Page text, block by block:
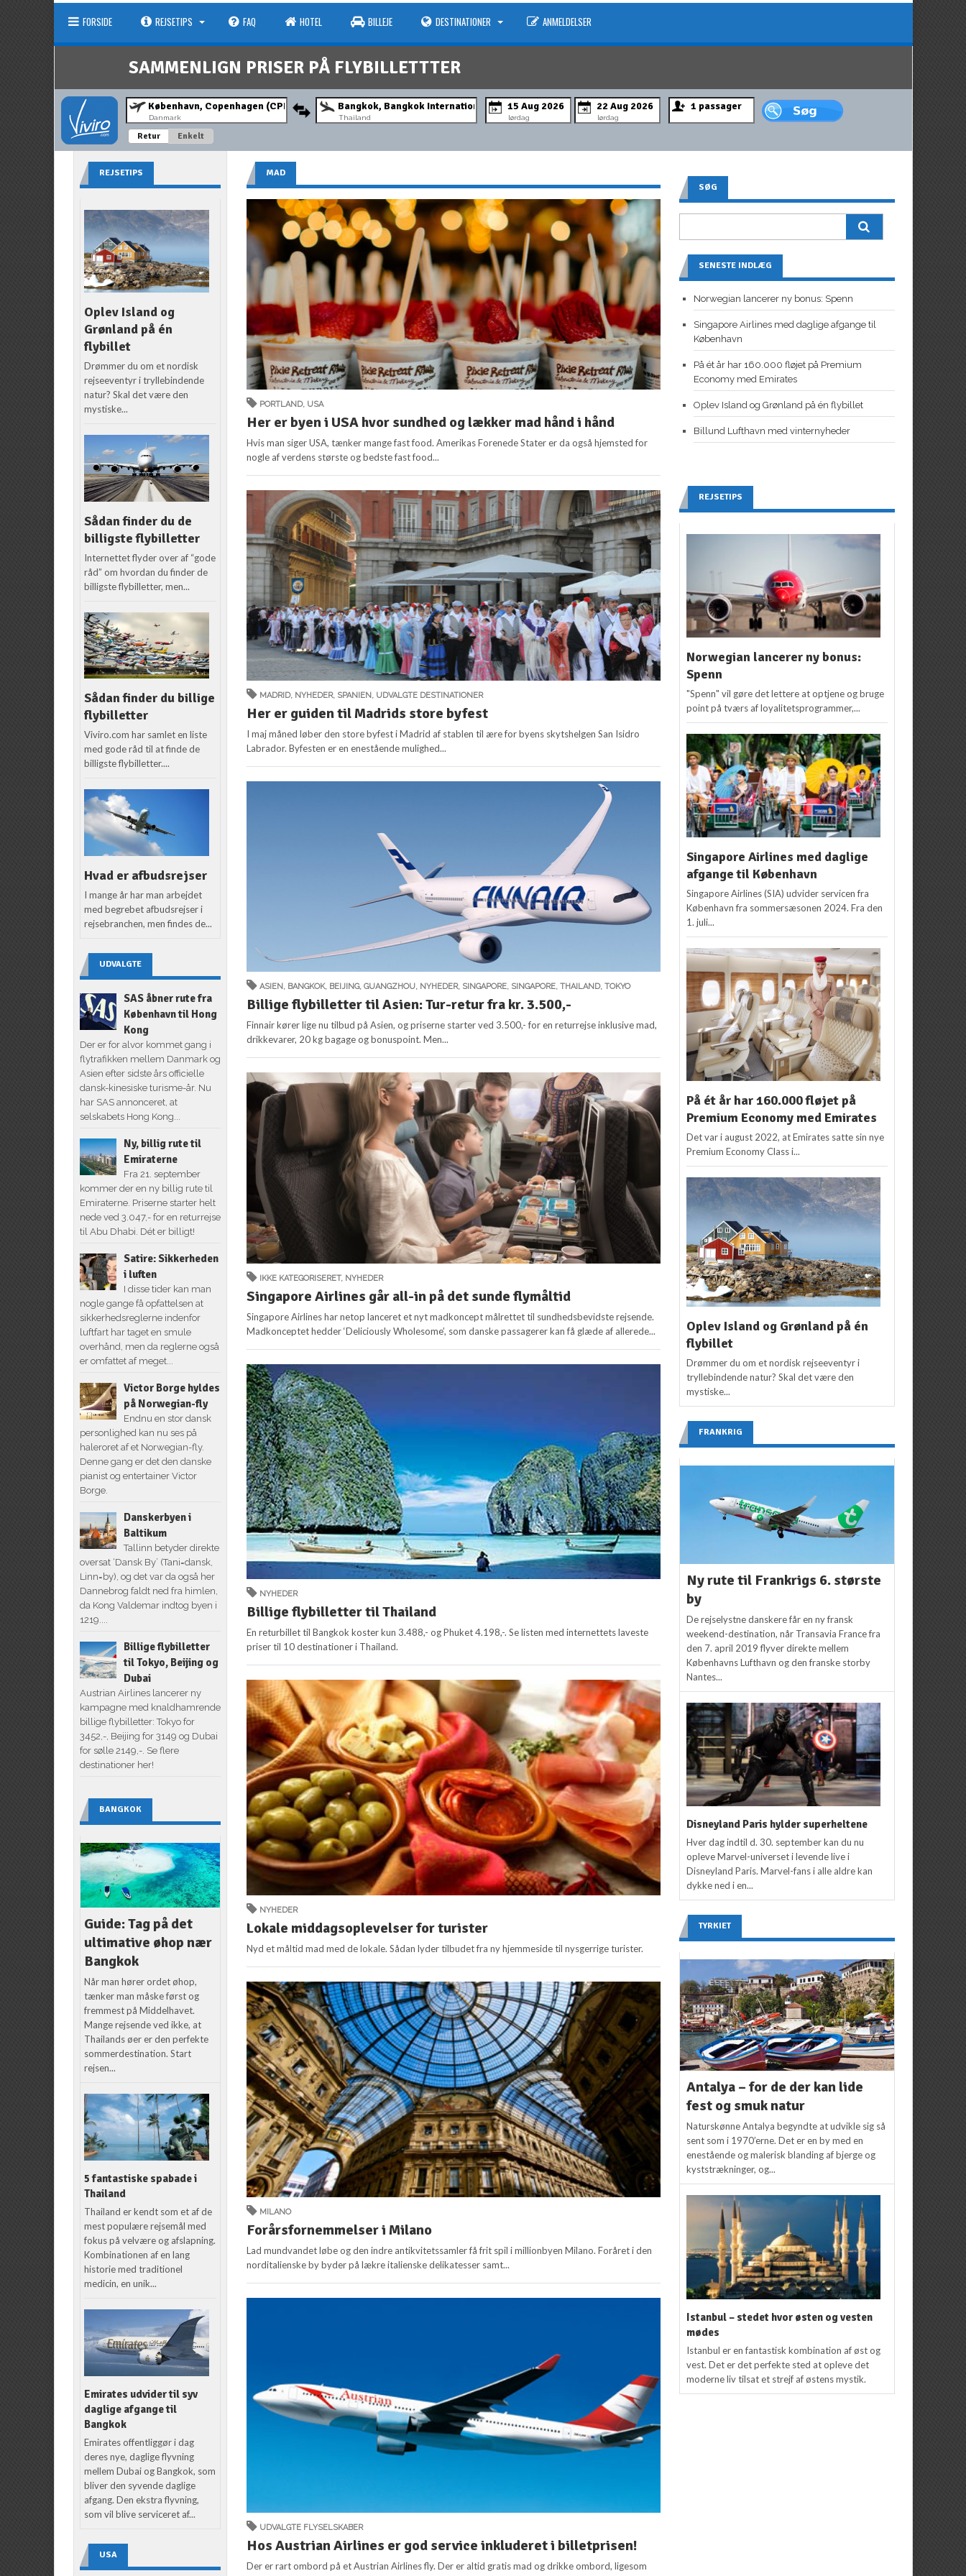
FORSIDE REJSETIPS FAQ HOTEL BILLEJE DESTINATIONER ANMELDELSER
SAMMENLIGN PRISER PÅ FLYBILLETTTER
Danmark Thailand lørdag lørdag
Retur Enkelt
MAD
PORTLAND, USA
Her er byen i USA hvor sundhed og lækker mad hånd i hånd
Hvis man siger USA, tænker mange fast food. Amerikas Forenede Stater er da også hjemsted for
nogle af verdens største og bedste fast food...
MADRID, NYHEDER, SPANIEN , UDVALGTE DESTINATIONER
Her er guiden til Madrids store byfest
I maj måned løber den store byfest i Madrid af stablen til ære for byens skytshelgen San Isidro
Labrador. Byfesten er en enestående mulighed...
ASIEN , BANGKOK, BEIJING,GUANGZHOU, NYHEDER, SINGAPORE, SINGAPORE,THAILAND,TOKYO
Billige flybilletter til Asien: Tur-retur fra kr. 3.500,-
Finnair kører lige nu tilbud på Asien, og priserne starter ved 3.500,- for en returrejse inklusive mad,
drikkevarer, 20 kg bagage og bonuspoint. Men...
IKKE KATEGORISERET, NYHEDER
Singapore Airlines går all-in på det sunde flymåltid
Singapore Airlines har netop lanceret et nyt madkoncept målrettet til sundhedsbevidste rejsende.
Madkonceptet hedder ‘Deliciously Wholesome’, som danske passagerer kan få glæde af allerede...
NYHEDER
Billige flybilletter til Thailand
En returbillet til Bangkok koster kun 3.488,- og Phuket 4.198,-. Se listen med internettets laveste
priser til 10 destinationer i Thailand.
NYHEDER
Lokale middagsoplevelser for turister
Nyd et måltid mad med de lokale. Sådan lyder tilbudet fra ny hjemmeside til nysgerrige turister.
MILANO
Forårsfornemmelser i Milano
Lad mundvandet løbe og den indre antikvitetssamler få frit spil i millionbyen Milano. Foråret i den
norditalienske by byder på lækre italienske delikatesser samt...
UDVALGTE FLYSELSKABER
Hos Austrian Airlines er god service inkluderet i billetprisen!
Der er rart ombord på et Austrian Airlines fly. Der er altid gratis mad og drikke ombord, ligesom
REJSETIPS
Oplev Island og
Grønland på én
flybillet
Drømmer du om et nordisk
rejseeventyr i tryllebindende
natur? Skal det være den
mystiske...
Sådan finder du de
billigste flybilletter
Internettet flyder over af “gode
råd” om hvordan du finder de
billigste flybilletter, men...
Sådan finder du billige
flybilletter
Viviro.com har samlet en liste
med gode råd til at finde de
billigste flybilletter....
Hvad er afbudsrejser
I mange år har man arbejdet
med begrebet afbudsrejser i
rejsebranchen, men findes de...
UDVALGTE
SAS åbner rute fra
København til Hong
Kong
Der er for alvor kommet gang i
flytrafikken mellem Danmark og
Asien efter sidste års officielle
dansk-kinesiske turisme-år. Nu
har SAS annonceret, at
selskabets Hong Kong...
Ny, billig rute til
Emiraterne
Fra 21. september
kommer der en ny billig rute til
Emiraterne. Priserne starter helt
nede ved 3.047,- for en returrejse
til Abu Dhabi. Dét er billigt!
Satire: Sikkerheden
i luften
I disse tider kan man
nogle gange få opfattelsen at
sikkerhedsreglerne indenfor
luftfart har taget en smule
overhånd, men da reglerne også
er omfattet af meget...
Victor Borge hyldes
på Norwegian-fly
Endnu en stor dansk
personlighed kan nu ses på
haleroret af et Norwegian-fly.
Denne gang er det den danske
pianist og entertainer Victor
Borge.
Danskerbyen i
Baltikum
Tallinn betyder direkte
oversat ‘Dansk By’ (Tani=dansk,
Linn=by), og det var da også her
Dannebrog faldt ned fra himlen,
da Kong Valdemar indtog byen i
1219....
Billige flybilletter
til Tokyo, Beijing og
Dubai
Austrian Airlines lancerer ny
kampagne med knaldhamrende
billige flybilletter: Tokyo for
3452,-, Beijing for 3149 og Dubai
for sølle 2149,-. Se flere
destinationer her!
BANGKOK
Guide: Tag på det
ultimative øhop nær
Bangkok
Når man hører ordet øhop,
tænker man måske først og
fremmest på Middelhavet.
Mange rejsende ved ikke, at
Thailands øer er den perfekte
sommerdestination. Start
rejsen...
5 fantastiske spabade i
Thailand
Thailand er kendt som et af de
mest populære rejsemål med
fokus på velvære og afslapning.
Kombinationen af en lang
historie med traditionel
medicin, en unik...
Emirates udvider til syv
daglige afgange til
Bangkok
Emirates offentliggør i dag
deres nye, daglige flyvning
mellem Dubai og Bangkok, som
bliver den syvende daglige
afgang. Den ekstra flyvning,
som vil blive serviceret af...
USA
SØG
SENESTE INDLÆG
Norwegian lancerer ny bonus: Spenn
Singapore Airlines med daglige afgange til
København
På ét år har 160.000 fløjet på Premium
Economy med Emirates
Oplev Island og Grønland på én flybillet
Billund Lufthavn med vinternyheder
REJSETIPS
Norwegian lancerer ny bonus:
Spenn
"Spenn" vil gøre det lettere at optjene og bruge
point på tværs af loyalitetsprogrammer,...
Singapore Airlines med daglige
afgange til København
Singapore Airlines (SIA) udvider servicen fra
København fra sommersæsonen 2024. Fra den
1. juli...
På ét år har 160.000 fløjet på
Premium Economy med Emirates
Det var i august 2022, at Emirates satte sin nye
Premium Economy Class i...
Oplev Island og Grønland på én
flybillet
Drømmer du om et nordisk rejseeventyr i
tryllebindende natur? Skal det være den
mystiske...
FRANKRIG
Ny rute til Frankrigs 6. største
by
De rejselystne danskere får en ny fransk
weekend-destination, når Transavia France fra
den 7. april 2019 flyver direkte mellem
Københavns Lufthavn og den franske storby
Nantes...
Disneyland Paris hylder superheltene
Hver dag indtil d. 30. september kan du nu
opleve Marvel-universet i levende live i
Disneyland Paris. Marvel-fans i alle aldre kan
dykke ned i en...
TYRKIET
Antalya – for de der kan lide
fest og smuk natur
Naturskønne Antalya begyndte at udvikle sig så
sent som i 1970’erne. Det er en by med en
enestående og malerisk blanding af bjerge og
kyststrækninger, og...
Istanbul – stedet hvor østen og vesten
mødes
Istanbul er en fantastisk kombination af øst og
vest. Det er det perfekte sted at opleve det
moderne liv tilsat et strejf af østens mystik.